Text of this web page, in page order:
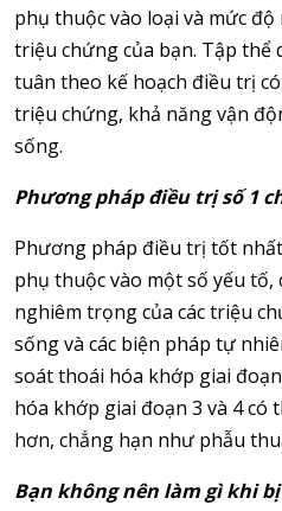
phụ thuộc vào loại và mức
triệu chứng của bạn. Tập thể
tuân theo kế hoạch điều trị
triệu chứng, khả năng vận
sống.
Phương pháp điều trị số 1
Phương pháp điều trị tốt
phụ thuộc vào một số yếu
nghiêm trọng của các triệu
sống và các biện pháp tự
soát thoái hóa khớp giai
hóa khớp giai đoạn 3 và 4 có
hơn, chẳng hạn như phẫu
Bạn không nên làm gì khi